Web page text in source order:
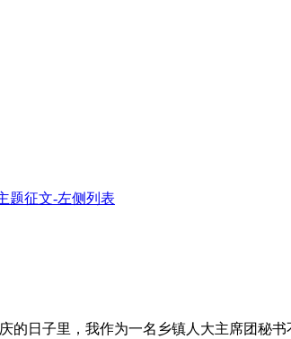
题征文-左侧列表
日子里，我作为一名乡镇人大主席团秘